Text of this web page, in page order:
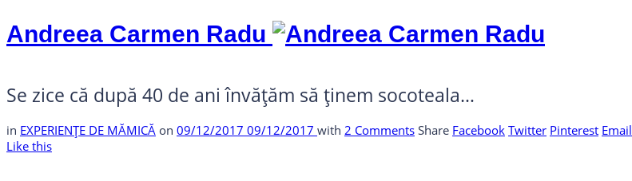
Andreea Carmen Radu
Se zice că după 40 de ani învățăm să ținem socoteala…
in EXPERIENȚE DE MĂMICĂ on 09/12/2017 09/12/2017 with 2 Comments Share Facebook Twitter Pinterest Email
Like this